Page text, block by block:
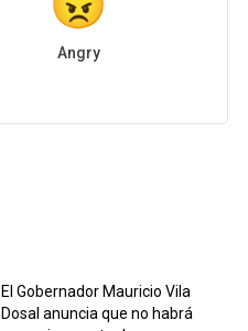
Angry
El Gobernador Mauricio Vila
Dosal anuncia que no habrá